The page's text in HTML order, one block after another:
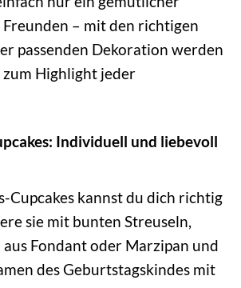
– mit den richtigen
passenden Dekoration werden
zum Highlight jeder
Individuell und liebevoll
Cupcakes kannst du dich richtig
sie mit bunten Streuseln,
Fondant oder Marzipan und
des Geburtstagskindes mit